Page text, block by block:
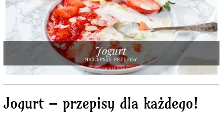
Napoje
Pieczywo
Przetwory
Posiłki
Jogurt – przepisy dla każdego!